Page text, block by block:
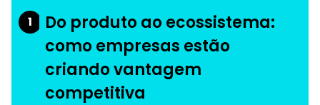
1
Do produto ao ecossistema:
como empresas estão
criando vantagem
competitiva